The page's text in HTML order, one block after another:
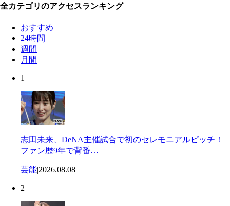
全カテゴリのアクセスランキング
おすすめ
24時間
週間
月間
1
志田未来、DeNA主催試合で初のセレモニアルピッチ！
ファン歴9年で背番…
芸能|2026.08.08
2